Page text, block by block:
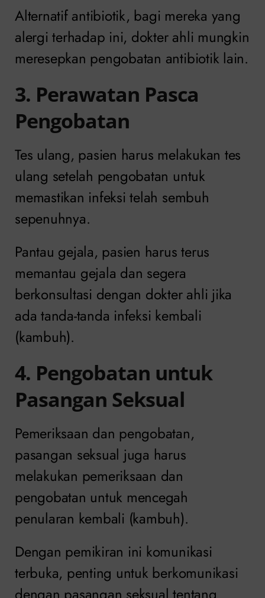
Alternatif antibiotik, bagi mereka yang
alergi terhadap ini, dokter ahli mungkin
meresepkan pengobatan antibiotik lain.
3. Perawatan Pasca
Pengobatan
Tes ulang, pasien harus melakukan tes
ulang setelah pengobatan untuk
memastikan infeksi telah sembuh
sepenuhnya.
Pantau gejala, pasien harus terus
memantau gejala dan segera
berkonsultasi dengan dokter ahli jika
ada tanda-tanda infeksi kembali
(kambuh).
4. Pengobatan untuk
Pasangan Seksual
Pemeriksaan dan pengobatan,
pasangan seksual juga harus
melakukan pemeriksaan dan
pengobatan untuk mencegah
penularan kembali (kambuh).
Dengan pemikiran ini komunikasi
terbuka, penting untuk berkomunikasi